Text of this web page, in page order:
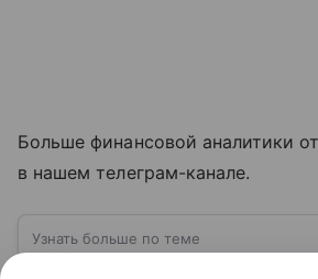
Больше финансовой аналитики
в нашем телеграм-канале.
Узнать больше по теме